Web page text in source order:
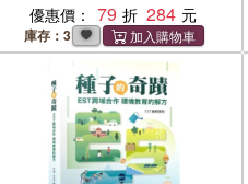
優惠價： 79 284
庫存：3